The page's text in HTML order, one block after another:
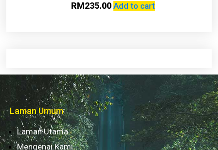
RM235.00 Add to cart
Laman Umum
Laman Utama
Mengenai Kami